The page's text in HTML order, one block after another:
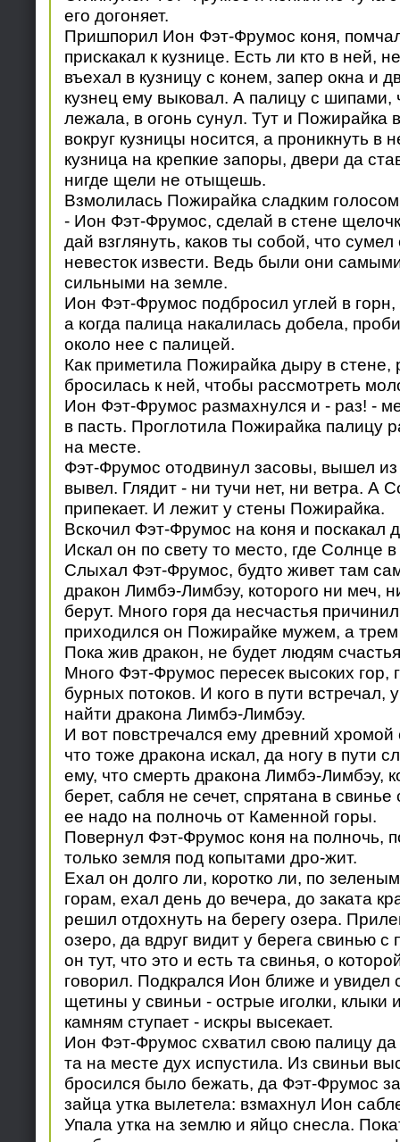
его догоняет.
Пришпорил Ион Фэт-Фрумос коня,
прискакал к кузнице. Есть ли кто в ней,
въехал в кузницу с конем, запер окна и
кузнец ему выковал. А палицу с шипами,
лежала, в огонь сунул. Тут и Пожирайка
вокруг кузницы носится, а проникнуть в
кузница на крепкие запоры, двери да
нигде щели не отыщешь.
Взмолилась Пожирайка сладким
- Ион Фэт-Фрумос, сделай в стене
дай взглянуть, каков ты собой, что
невесток извести. Ведь были они
сильными на земле.
Ион Фэт-Фрумос подбросил углей в
а когда палица накалилась добела,
около нее с палицей.
Как приметила Пожирайка дыру в стене,
бросилась к ней, чтобы рассмотреть
Ион Фэт-Фрумос размахнулся и - раз! -
в пасть. Проглотила Пожирайка палицу
на месте.
Фэт-Фрумос отодвинул засовы, вышел из
вывел. Глядит - ни тучи нет, ни ветра. А
припекает. И лежит у стены Пожирайка.
Вскочил Фэт-Фрумос на коня и поскакал
Искал он по свету то место, где Солнце
Слыхал Фэт-Фрумос, будто живет там
дракон Лимбэ-Лимбэу, которого ни меч,
берут. Много горя да несчастья
приходился он Пожирайке мужем, а
Пока жив дракон, не будет людям
Много Фэт-Фрумос пересек высоких гор,
бурных потоков. И кого в пути встречал,
найти дракона Лимбэ-Лимбэу.
И вот повстречался ему древний
что тоже дракона искал, да ногу в пути
ему, что смерть дракона Лимбэ-Лимбэу,
берет, сабля не сечет, спрятана в
ее надо на полночь от Каменной горы.
Повернул Фэт-Фрумос коня на полночь,
только земля под копытами дро-жит.
Ехал он долго ли, коротко ли, по
горам, ехал день до вечера, до заката
решил отдохнуть на берегу озера.
озеро, да вдруг видит у берега свинью
он тут, что это и есть та свинья, о
говорил. Подкрался Ион ближе и
щетины у свиньи - острые иголки, клыки
камням ступает - искры высекает.
Ион Фэт-Фрумос схватил свою палицу да
та на месте дух испустила. Из свиньи
бросился было бежать, да Фэт-Фрумос
зайца утка вылетела: взмахнул Ион
Упала утка на землю и яйцо снесла.